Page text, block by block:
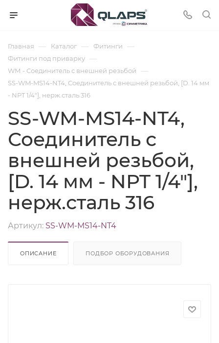
Главная — Каталог — Фитинги —
Фитинги под приварку —
WМ - Соединитель с внешней резьбой —
SS-WM-MS14-NT4, Соединитель с внешней резьбой, [D. 14 мм
- NPT 1/4"], нерж.сталь 316
SS-WM-MS14-NT4,
Соединитель с
внешней резьбой,
[D. 14 мм - NPT 1/4"],
нерж.сталь 316
Артикул: SS-WM-MS14-NT4
ОПИСАНИЕ ПОДБОР ОБОРУДОВАНИЯ